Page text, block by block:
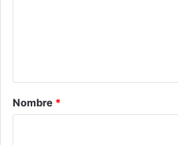
r
Nombre *